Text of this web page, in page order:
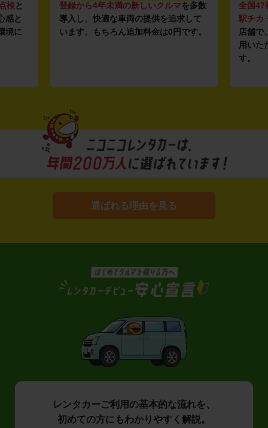
検と
感と
境に
登録から4年未満の新しいクルマを多数
導入し、快適な車両の提供を追求して
います。もちろん追加料金は0円です。
全国47
駅チカ
店舗で
用いた
す。
選ばれる理由を見る
レンタカーご利用の基本的な流れを、
初めての方にもわかりやすく解説。